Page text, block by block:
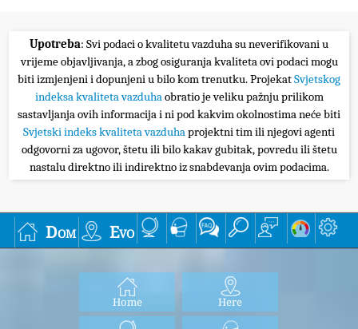
Upotreba: Svi podaci o kvalitetu vazduha su neverifikovani u
vrijeme objavljivanja, a zbog osiguranja kvaliteta ovi podaci mogu
biti izmjenjeni i dopunjeni u bilo kom trenutku. ProjekatSvjetskog
indeksa kvaliteta vazduhaobratio je veliku pažnju prilikom
sastavljanja ovih informacija i ni pod kakvim okolnostima neće biti
Svjetski indeks kvaliteta vazduhaprojektni tim ili njegovi agenti
odgovorni za ugovor, štetu ili bilo kakav gubitak, povredu ili štetu
nastalu direktno ili indirektno iz snabdevanja ovim podacima.
Dom Evo
Home Here